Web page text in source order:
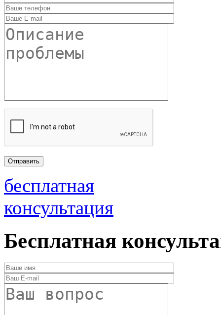
бесплатная
консультация
Бесплатная